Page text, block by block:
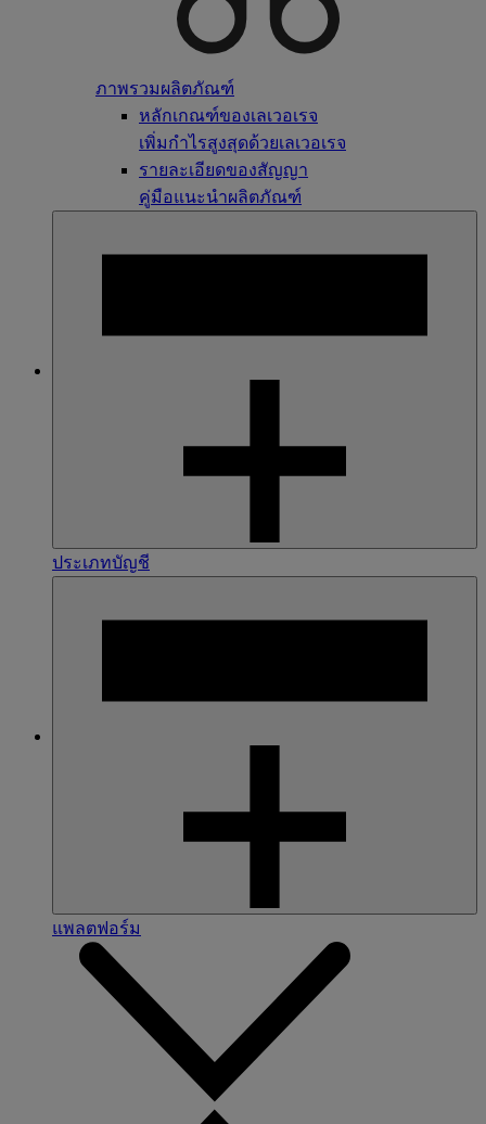
ภาพรวมผลิตภัณฑ์
หลักเกณฑ์ของเลเวอเรจ
เพิ่มกำไรสูงสุดด้วยเลเวอเรจ
รายละเอียดของสัญญา
คู่มือแนะนำผลิตภัณฑ์
ประเภทบัญชี
แพลตฟอร์ม